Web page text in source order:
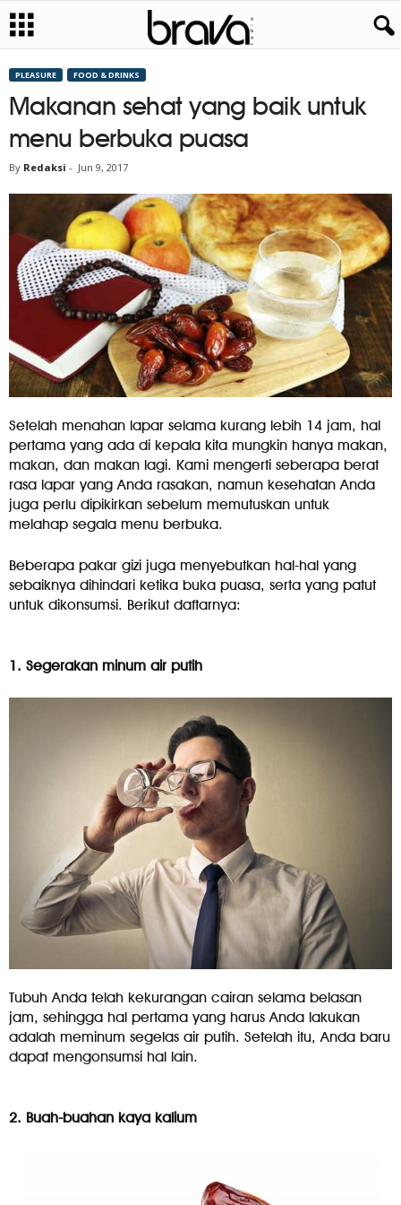
PLEASURE FOOD & DRINKS
Makanan sehat yang baik untuk
menu berbuka puasa
By Redaksi - Jun 9, 2017
Setelah menahan lapar selama kurang lebih 14 jam, hal
pertama yang ada di kepala kita mungkin hanya makan,
makan, dan makan lagi. Kami mengerti seberapa berat
rasa lapar yang Anda rasakan, namun kesehatan Anda
juga perlu dipikirkan sebelum memutuskan untuk
melahap segala menu berbuka.
Beberapa pakar gizi juga menyebutkan hal-hal yang
sebaiknya dihindari ketika buka puasa, serta yang patut
untuk dikonsumsi. Berikut daftarnya:
1. Segerakan minum air putih
Tubuh Anda telah kekurangan cairan selama belasan
jam, sehingga hal pertama yang harus Anda lakukan
adalah meminum segelas air putih. Setelah itu, Anda baru
dapat mengonsumsi hal lain.
2. Buah-buahan kaya kalium